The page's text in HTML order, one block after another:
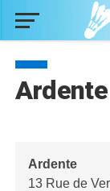
Ardente
Ardente
13 Rue de